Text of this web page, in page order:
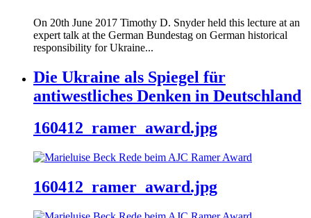
On 20th June 2017 Timothy D. Snyder held this lecture at an
expert talk at the German Bundestag on German historical
responsibility for Ukraine...
Die Ukraine als Spiegel für
antiwestliches Denken in Deutschland
160412_ramer_award.jpg
160412_ramer_award.jpg